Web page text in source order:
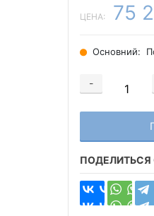
ЦЕНА: 75
Основний:
-
ПОДЕЛИТЬСЯ